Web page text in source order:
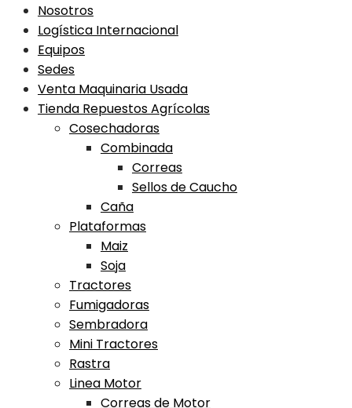
Nosotros
Logística Internacional
Equipos
Sedes
Venta Maquinaria Usada
Tienda Repuestos Agrícolas
Cosechadoras
Combinada
Correas
Sellos de Caucho
Caña
Plataformas
Maiz
Soja
Tractores
Fumigadoras
Sembradora
Mini Tractores
Rastra
Linea Motor
Correas de Motor